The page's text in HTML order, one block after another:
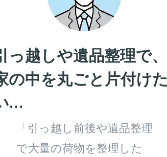
っ越しや遺品整理で、
の中を丸ごと片付けた
…
「引っ越し前後や遺品整理
で大量の荷物を整理した